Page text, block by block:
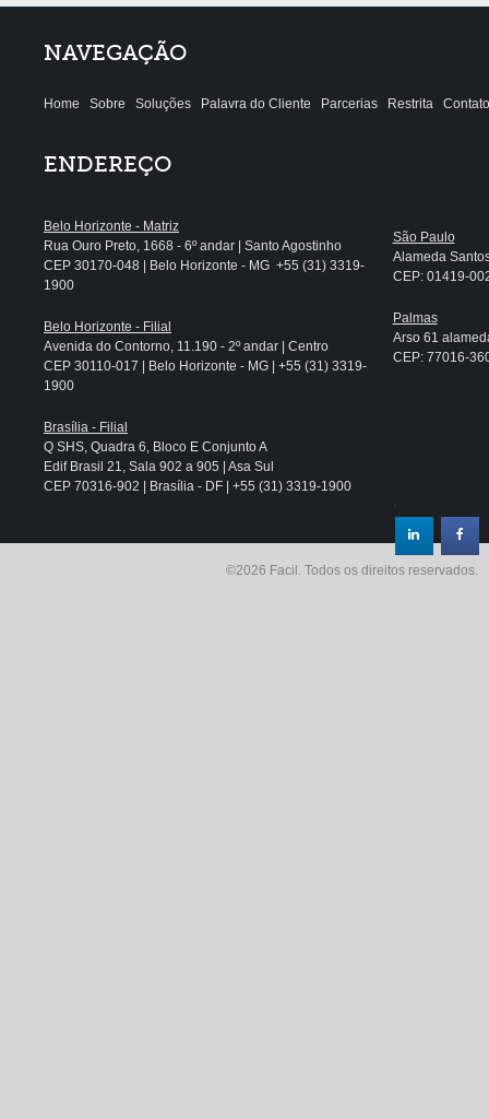
NAVEGAÇÃO
Home Sobre Soluções Palavra do Cliente Parcerias Restrita Contato
ENDEREÇO
Belo Horizonte - Matriz
Rua Ouro Preto, 1668 - 6º andar | Santo Agostinho
CEP 30170-048 | Belo Horizonte - MG +55 (31) 3319-
1900
Belo Horizonte - Filial
Avenida do Contorno, 11.190 - 2º andar | Centro
CEP 30110-017 | Belo Horizonte - MG | +55 (31) 3319-
1900
Brasília - Filial
Q SHS, Quadra 6, Bloco E Conjunto A
Edif Brasil 21, Sala 902 a 905 | Asa Sul
CEP 70316-902 | Brasília - DF | +55 (31) 3319-1900
São Paulo
Alameda
CEP: 01419-
Palmas
Arso 61
CEP: 77016-
.
©2026 Facil. Todos os direitos reservados.